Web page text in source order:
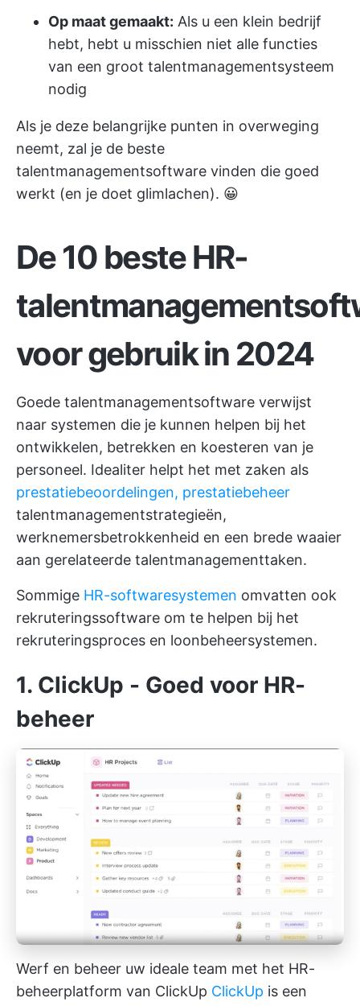
Op maat gemaakt: Als u een klein bedrijf
hebt, hebt u misschien niet alle functies
van een groot talentmanagementsysteem
nodig
Als je deze belangrijke punten in overweging
neemt, zal je de beste
talentmanagementsoftware vinden die goed
werkt (en je doet glimlachen). 😀
De 10 beste HR-
voor gebruik in 2024
Goede talentmanagementsoftware verwijst
naar systemen die je kunnen helpen bij het
ontwikkelen, betrekken en koesteren van je
personeel. Idealiter helpt het met zaken als
prestatiebeoordelingen, prestatiebeheer
talentmanagementstrategieën,
werknemersbetrokkenheid en een brede waaier
aan gerelateerde talentmanagementtaken.
Sommige HR-softwaresystemen omvatten ook
rekruteringssoftware om te helpen bij het
rekruteringsproces en loonbeheersystemen.
1. ClickUp - Goed voor HR-
beheer
Werf en beheer uw ideale team met het HR-
beheerplatform van ClickUp ClickUp is een